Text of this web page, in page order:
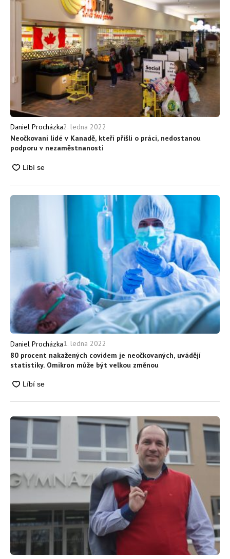
Daniel Procházka2. ledna 2022
Neočkovaní lidé v Kanadě, kteří přišli o práci, nedostanou
podporu v nezaměstnanosti
Daniel Procházka1. ledna 2022
80 procent nakažených covidem je neočkovaných, uvádějí
statistiky. Omikron může být velkou změnou